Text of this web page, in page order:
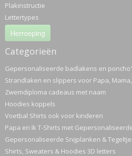
Plakinstructie
Lettertypes
Herroeping
Categorieën
Gepersonaliseerde badlakens en
Strandlaken en slippers voor Papa,
Zwemdiploma cadeaus met naam
Hoodies koppels
Voetbal Shirts ook voor kinderen
Papa en Ik T-Shirts met
Gepersonaliseerde Snijplanken &
Shirts, Sweaters & Hoodies 3D letters